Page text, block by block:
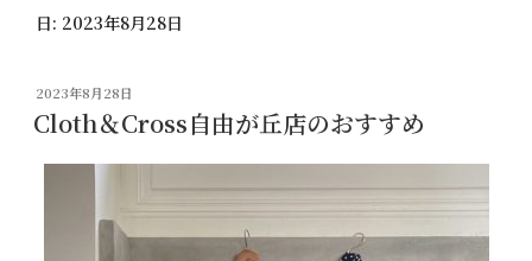
日: 2023年8月28日
投
稿
日:
2023年8月28日
Cloth＆Cross自由が丘店のおすすめ